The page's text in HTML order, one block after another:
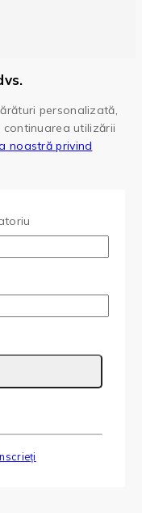
personalizată,
utilizării
noastră privind